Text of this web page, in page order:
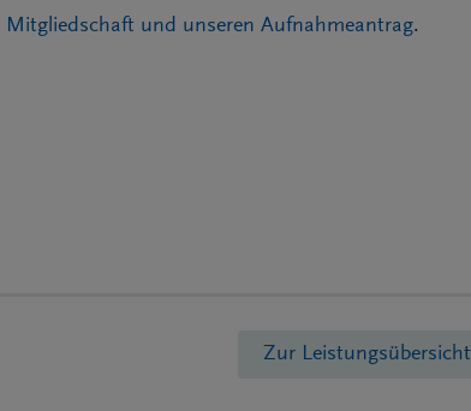
Mitgliedschaft und unseren Aufnahmeantrag.
Zur Leistungsübersicht